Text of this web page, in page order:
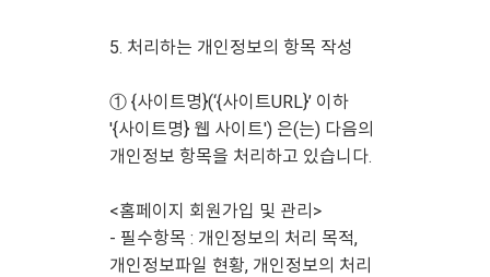
5. 처리하는 개인정보의 항목 작성
① {사이트명}(‘{사이트URL}’ 이하
'{사이트명} 웹 사이트') 은(는) 다음의
개인정보 항목을 처리하고 있습니다.
<홈페이지 회원가입 및 관리>
- 필수항목 : 개인정보의 처리 목적,
개인정보파일 현황, 개인정보의 처리